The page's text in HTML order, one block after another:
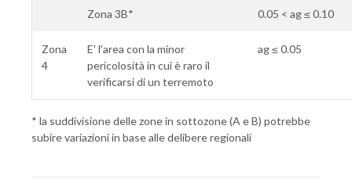
Zona 3B* 0.05 < ag ≤ 0.10
Zona
4
E' l'area con la minor
pericolosità in cui è raro il
verificarsi di un terremoto
ag ≤ 0.05
* la suddivisione delle zone in sottozone (A e B) potrebbe
subire variazioni in base alle delibere regionali